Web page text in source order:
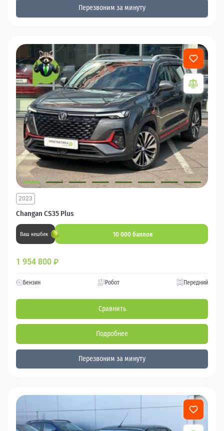
Перезвоним за минуту
Changan CS35 Plus
2023
Ваш кешбек 10 000 баллов
1 954 800 ₽
Бензин Робот Передний
Сравнить
Подробнее
Перезвоним за минуту